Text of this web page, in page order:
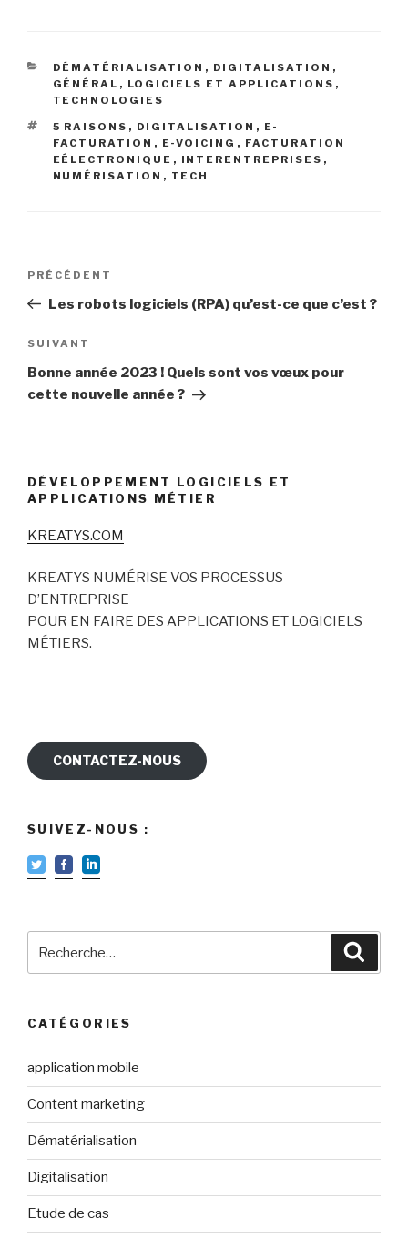
CATÉGORIES
DÉMATÉRIALISATION , DIGITALISATION ,
GÉNÉRAL , LOGICIELS ET APPLICATIONS ,
TECHNOLOGIES
ÉTIQUETTES
5 RAISONS , DIGITALISATION , E-
FACTURATION , E-VOICING , FACTURATION
EÉLECTRONIQUE , INTERENTREPRISES ,
NUMÉRISATION , TECH
Navigation
l’article
Article
précédent
PRÉCÉDENT
Les robots logiciels (RPA) qu’est-ce que c’est ?
Article
suivant
SUIVANT
Bonne année 2023 ! Quels sont vos vœux pour
cette nouvelle année ?
DÉVELOPPEMENT LOGICIELS ET
APPLICATIONS MÉTIER
KREATYS.COM
KREATYS NUMÉRISE VOS PROCESSUS
D’ENTREPRISE
POUR EN FAIRE DES APPLICATIONS ET LOGICIELS
MÉTIERS.
CONTACTEZ-NOUS
SUIVEZ-NOUS :
pour
CATÉGORIES
application mobile
Content marketing
Dématérialisation
Digitalisation
Etude de cas